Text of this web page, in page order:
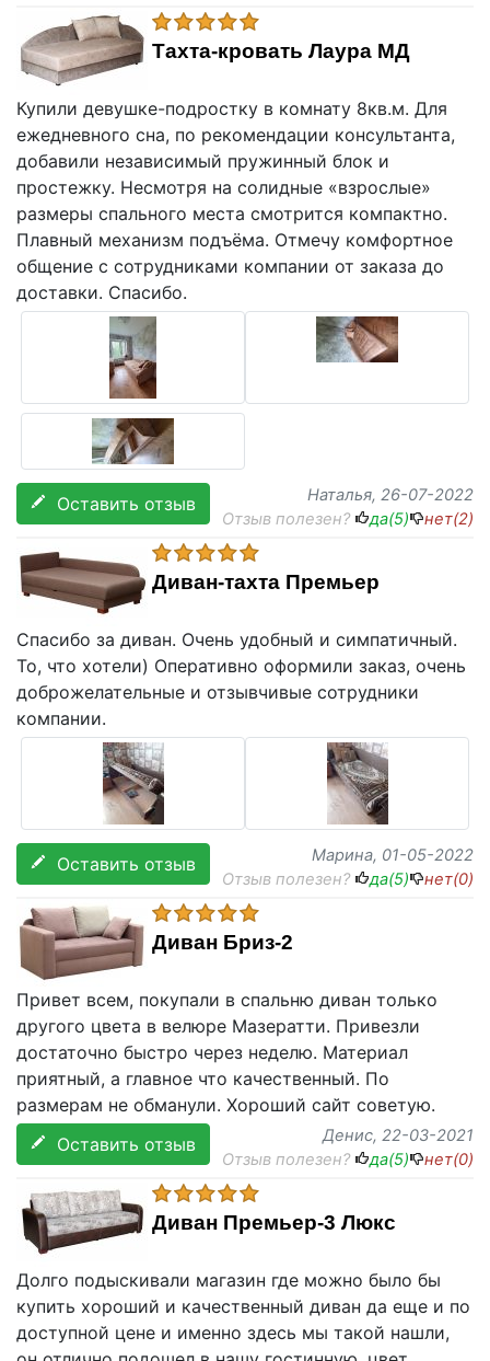
Тахта-кровать Лаура МД
Купили девушке-подростку в комнату 8кв.м. Для
ежедневного сна, по рекомендации консультанта,
добавили независимый пружинный блок и
простежку. Несмотря на солидные «взрослые»
размеры спального места смотрится компактно.
Плавный механизм подъёма. Отмечу комфортное
общение с сотрудниками компании от заказа до
доставки. Спасибо.
Оставить отзыв Наталья, 26-07-2022
Отзыв полезен?
да(5) нет(2)
Диван-тахта Премьер
Спасибо за диван. Очень удобный и симпатичный.
То, что хотели) Оперативно оформили заказ, очень
доброжелательные и отзывчивые сотрудники
компании.
Оставить отзыв Марина, 01-05-2022
Отзыв полезен?
да(5) нет(0)
Диван Бриз-2
Привет всем, покупали в спальню диван только
другого цвета в велюре Мазератти. Привезли
достаточно быстро через неделю. Материал
приятный, а главное что качественный. По
размерам не обманули. Хороший сайт советую.
Оставить отзыв
Денис, 22-03-2021
Отзыв полезен?
да(5) нет(0)
Диван Премьер-3 Люкс
Долго подыскивали магазин где можно было бы
купить хороший и качественный диван да еще и по
доступной цене и именно здесь мы такой нашли,